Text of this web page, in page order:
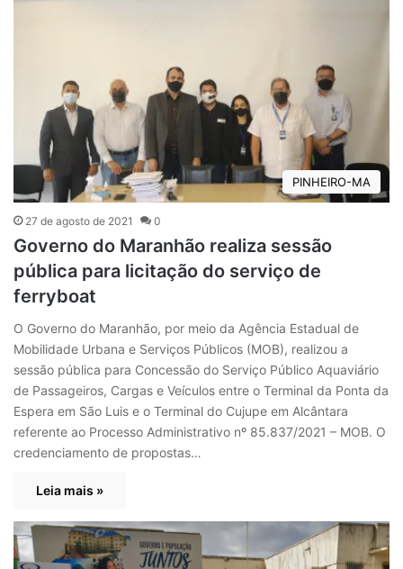
PINHEIRO-MA
27 de agosto de 2021 0
Governo do Maranhão realiza sessão
pública para licitação do serviço de
ferryboat
O Governo do Maranhão, por meio da Agência Estadual de
Mobilidade Urbana e Serviços Públicos (MOB), realizou a
sessão pública para Concessão do Serviço Público Aquaviário
de Passageiros, Cargas e Veículos entre o Terminal da Ponta da
Espera em São Luis e o Terminal do Cujupe em Alcântara
referente ao Processo Administrativo nº 85.837/2021 – MOB. O
credenciamento de propostas…
Leia mais »